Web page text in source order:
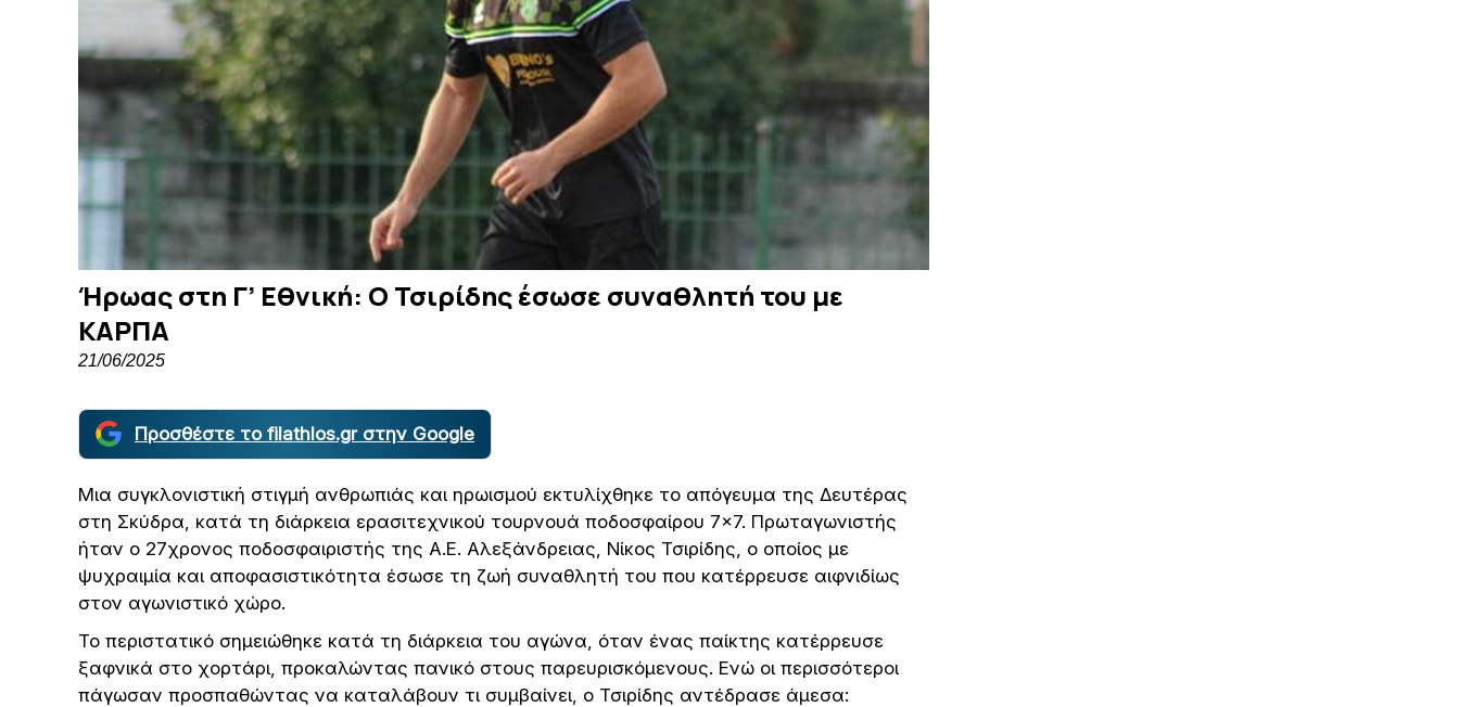
Ήρωας στη Γ’ Εθνική: Ο Τσιρίδης έσωσε συναθλητή του με
ΚΑΡΠΑ
21/06/2025
Προσθέστε το filathlos.gr στην Google
Μια συγκλονιστική στιγμή ανθρωπιάς και ηρωισμού εκτυλίχθηκε το απόγευμα της Δευτέρας
στη Σκύδρα, κατά τη διάρκεια ερασιτεχνικού τουρνουά ποδοσφαίρου 7×7. Πρωταγωνιστής
ήταν ο 27χρονος ποδοσφαιριστής της Α.Ε. Αλεξάνδρειας, Νίκος Τσιρίδης, ο οποίος με
ψυχραιμία και αποφασιστικότητα έσωσε τη ζωή συναθλητή του που κατέρρευσε αιφνιδίως
στον αγωνιστικό χώρο.
Το περιστατικό σημειώθηκε κατά τη διάρκεια του αγώνα, όταν ένας παίκτης κατέρρευσε
ξαφνικά στο χορτάρι, προκαλώντας πανικό στους παρευρισκόμενους. Ενώ οι περισσότεροι
πάγωσαν προσπαθώντας να καταλάβουν τι συμβαίνει, ο Τσιρίδης αντέδρασε άμεσα: